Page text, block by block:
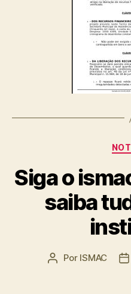
Siga o
saiba
Autor
Por ISMAC